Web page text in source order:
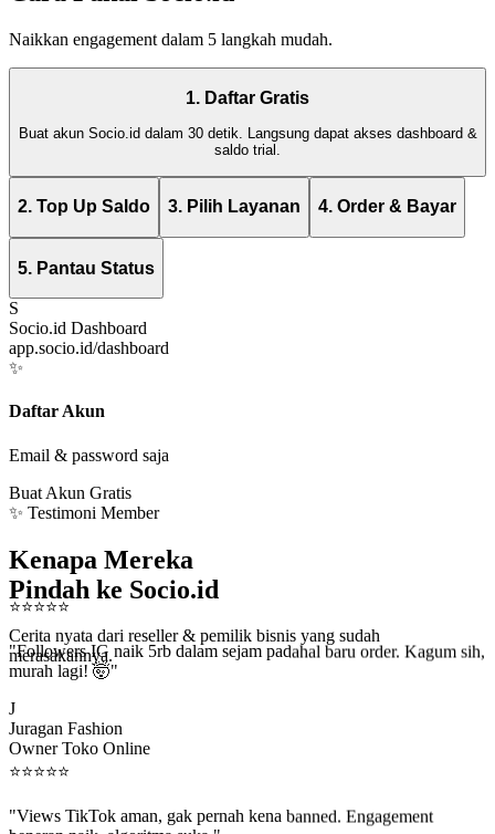
Naikkan engagement dalam 5 langkah mudah.
1. Daftar Gratis
Buat akun Socio.id dalam 30 detik. Langsung dapat akses dashboard &
saldo trial.
2. Top Up Saldo 3. Pilih Layanan 4. Order & Bayar
5. Pantau Status
S
Socio.id Dashboard
app.socio.id/dashboard
✨
Daftar Akun
Email & password saja
Buat Akun Gratis
✨ Testimoni Member
Kenapa Mereka
Pindah ke Socio.id
Cerita nyata dari reseller & pemilik bisnis yang sudah
merasakannya.
⭐⭐⭐⭐⭐
"Followers IG naik 5rb dalam sejam padahal baru order. Kagum sih,
murah lagi! 🤯"
Juragan Fashion
Owner Toko Online
⭐⭐⭐⭐ ⭐
beneran naik, algoritma suka."